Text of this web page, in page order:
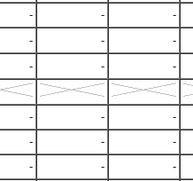
- - -
- - -
- - -
- - -
- - -
- - -